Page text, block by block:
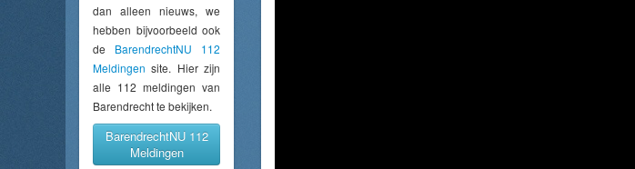
dan alleen nieuws, we
hebben bijvoorbeeld ook
de BarendrechtNU 112
Meldingen site. Hier zijn
alle 112 meldingen van
Barendrecht te bekijken.
BarendrechtNU 112
Meldingen